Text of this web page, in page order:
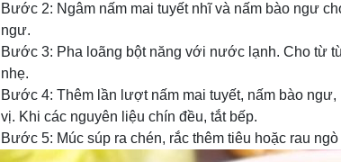
Bước 2: Ngâm nấm mai tuyết nhĩ và nấm bào ngư
ngư.
Bước 3: Pha loãng bột năng với nước lạnh. Cho từ
nhẹ.
Bước 4: Thêm lần lượt nấm mai tuyết, nấm bào
vị. Khi các nguyên liệu chín đều, tắt bếp.
Bước 5: Múc súp ra chén, rắc thêm tiêu hoặc rau